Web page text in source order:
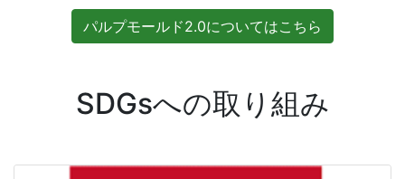
パルプモールド2.0についてはこちら
SDGsへの取り組み